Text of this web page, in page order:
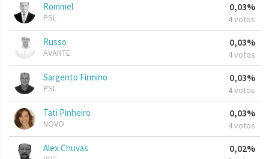
Rommel
PSL
0,03%
4 votos
Russo
AVANTE
0,03%
4 votos
Sargento Firmino
PSL
0,03%
4 votos
Tati Pinheiro
NOVO
0,03%
4 votos
Alex Chuvas 0,02%